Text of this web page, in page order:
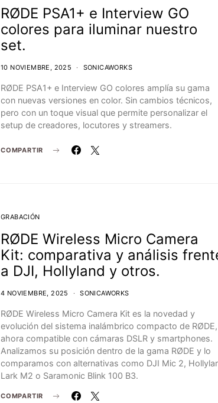
RØDE PSA1+ e Interview GO
colores para iluminar nuestro
set.
10 NOVIEMBRE, 2025 SONICAWORKS
RØDE PSA1+ e Interview GO colores amplía su gama
con nuevas versiones en color. Sin cambios técnicos,
pero con un toque visual que permite personalizar el
setup de creadores, locutores y streamers.
COMPARTIR
GRABACIÓN
RØDE Wireless Micro Camera
Kit: comparativa y análisis
a DJI, Hollyland y otros.
4 NOVIEMBRE, 2025 SONICAWORKS
RØDE Wireless Micro Camera Kit es la novedad y
evolución del sistema inalámbrico compacto de RØDE,
ahora compatible con cámaras DSLR y smartphones.
Analizamos su posición dentro de la gama RØDE y lo
comparamos con alternativas como DJI Mic 2,
Lark M2 o Saramonic Blink 100 B3.
COMPARTIR